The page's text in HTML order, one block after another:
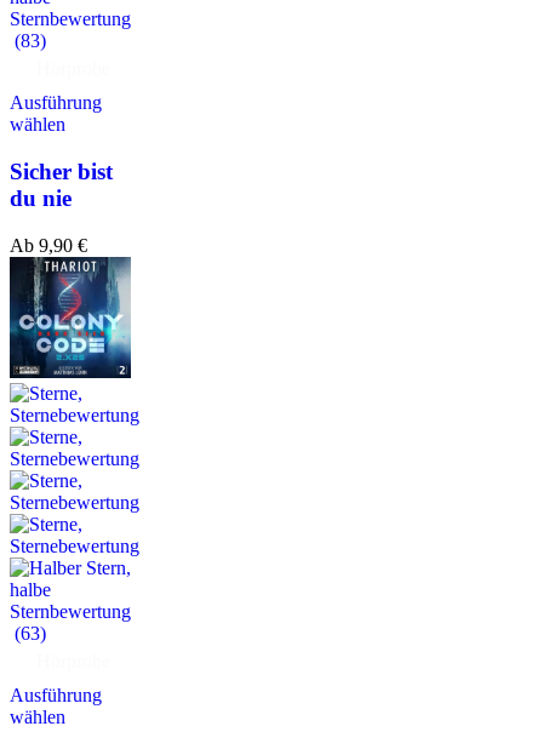
(83)
Ausführung
wählen
Sicher bist
du nie
Ab 9,90 €
(63)
Ausführung
wählen